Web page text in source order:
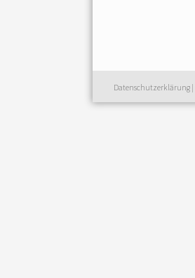
Datenschutzerklärung |